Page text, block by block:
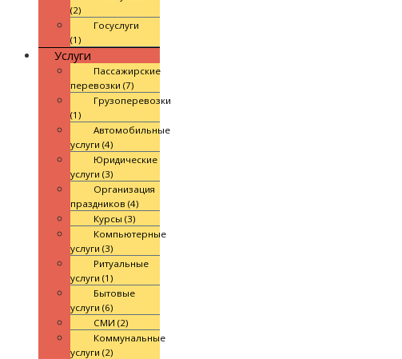
(2)
Госуслуги
(1)
Услуги
Пассажирские
перевозки (7)
Грузоперевозки
(1)
Автомобильные
услуги (4)
Юридические
услуги (3)
Организация
праздников (4)
Курсы (3)
Компьютерные
услуги (3)
Ритуальные
услуги (1)
Бытовые
услуги (6)
СМИ (2)
Коммунальные
услуги (2)